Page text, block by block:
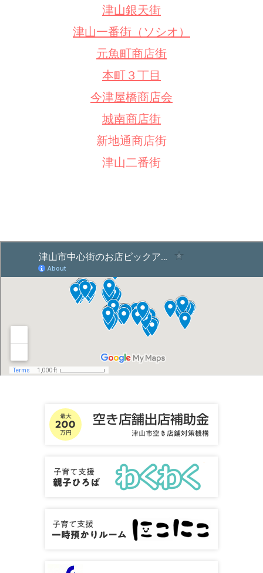
津山銀天街
津山一番街（ソシオ）
元魚町商店街
本町３丁目
今津屋橋商店会
城南商店街
新地通商店街
津山二番街